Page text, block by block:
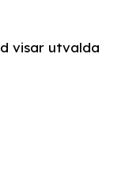
visar utvalda